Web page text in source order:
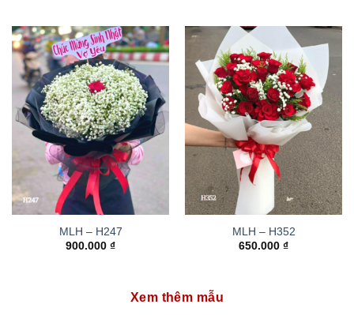
MLH – H247
900.000 ₫
MLH – H352
650.000 ₫
Xem thêm mẫu